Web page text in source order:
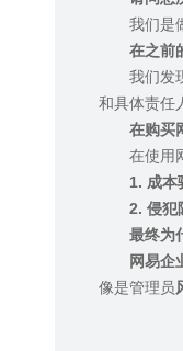
我们是
在之前
我们发
和具体责任
在购买
在使用
1. 成本
2. 侵犯
最终为
网易企
像是管理员